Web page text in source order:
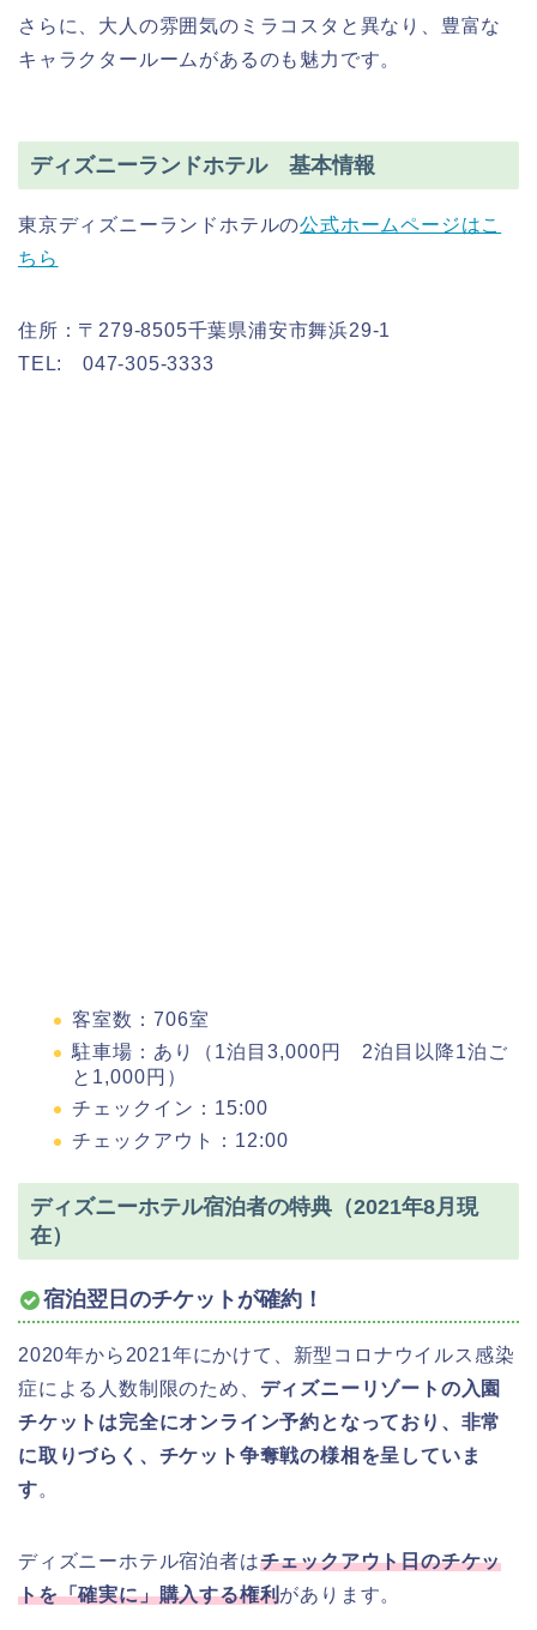
さらに、大人の雰囲気のミラコスタと異なり、豊富な
キャラクタールームがあるのも魅力です。
ディズニーランドホテル 基本情報
東京ディズニーランドホテルの公式ホームページはこ
ちら
住所：〒279-8505千葉県浦安市舞浜29-1
TEL: 047-305-3333
客室数：706室
駐車場：あり（1泊目3,000円 2泊目以降1泊ご
と1,000円）
チェックイン：15:00
チェックアウト：12:00
ディズニーホテル宿泊者の特典（2021年8月現
在）
宿泊翌日のチケットが確約！
2020年から2021年にかけて、新型コロナウイルス感染
症による人数制限のため、 ディズニーリゾートの入園
チケットは完全にオンライン予約となっており、非常
に取りづらく、チケット争奪戦の様相を呈していま
す。
ディズニーホテル宿泊者はチェックアウト日のチケッ
トを「確実に」購入する権利があります。